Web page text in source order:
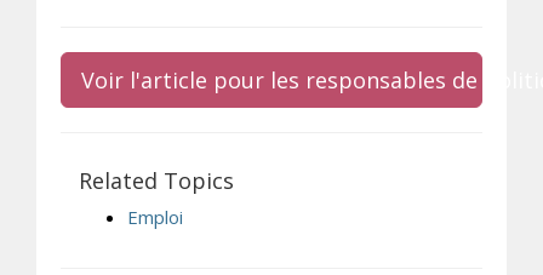
Voir l'article pour les responsables de
Related Topics
Emploi